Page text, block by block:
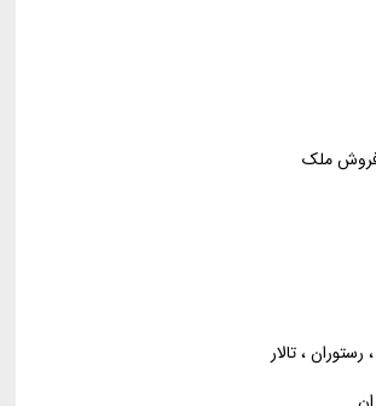
ملک
، تالار